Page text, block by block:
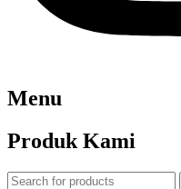
Menu
Produk Kami